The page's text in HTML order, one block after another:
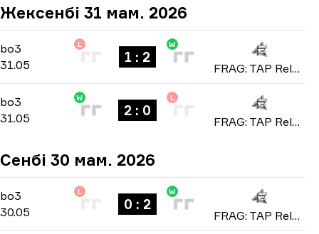
Жексенбі 31 мам. 2026
bo3 -bo3
31.05
L
1 : 2
W
FRAG: TAP Reloaded 2026
bo3 -bo3
31.05
W
2 : 0
L
FRAG: TAP Reloaded 2026
Сенбі 30 мам. 2026
bo3 -bo3
30.05
L
0 : 2
W
FRAG: TAP Reloaded 2026